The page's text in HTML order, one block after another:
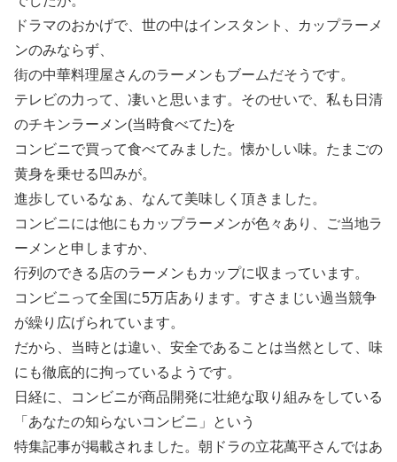
ドラマのおかげで、世の中はインスタント、カップラーメ
ンのみならず、
街の中華料理屋さんのラーメンもブームだそうです。
テレビの力って、凄いと思います。そのせいで、私も日清
のチキンラーメン(当時食べてた)を
コンビニで買って食べてみました。懐かしい味。たまごの
黄身を乗せる凹みが。
進歩しているなぁ、なんて美味しく頂きました。
コンビニには他にもカップラーメンが色々あり、ご当地ラ
ーメンと申しますか、
行列のできる店のラーメンもカップに収まっています。
コンビニって全国に5万店あります。すさまじい過当競争
が繰り広げられています。
だから、当時とは違い、安全であることは当然として、味
にも徹底的に拘っているようです。
日経に、コンビニが商品開発に壮絶な取り組みをしている
「あなたの知らないコンビニ」という
特集記事が掲載されました。朝ドラの立花萬平さんではあ